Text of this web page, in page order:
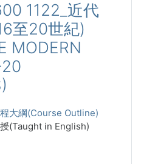
1122_近代
至20世紀)
MODERN
大綱(Course Outline)
(Taught in English)